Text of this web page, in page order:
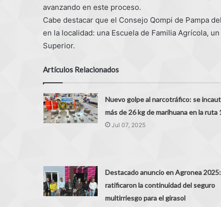
avanzando en este proceso.
Cabe destacar que el Consejo Qompi de Pampa
en la localidad: una Escuela de Familia Agrícola,
Superior.
Artículos Relacionados
Nuevo golpe al narcotráfico: se
más de 26 kg de marihuana en la ruta
Jul 07, 2025
Destacado anuncio en Agronea 2025:
ratificaron la continuidad del seguro
multirriesgo para el girasol